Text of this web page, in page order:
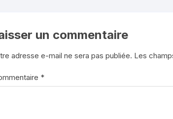
un commentaire
adresse e-mail ne sera pas publiée. Les
*